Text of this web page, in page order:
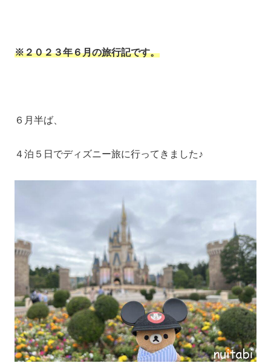
※２０２３年６月の旅行記です。
６月半ば、
４泊５日でディズニー旅に行ってきました♪